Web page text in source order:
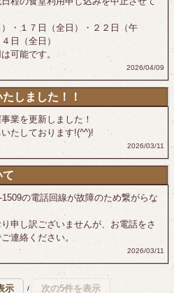
・１７日（全日）・２２日（午
日（全日）
可能です。
2026/04/09
しました！！
業を更新しました！
たしております!(^^)!
2026/03/11
て
の電話回線が故障のため繋がらな
申し訳ございませんが、お電話をさ
連絡ください。
2026/03/11
/